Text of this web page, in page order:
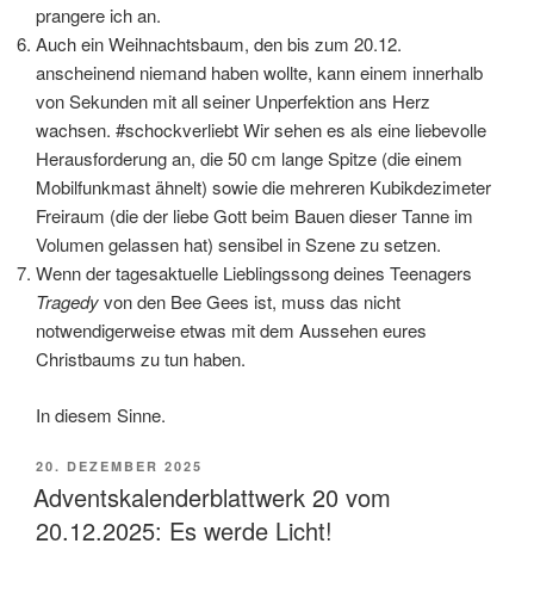
prangere ich an.
Auch ein Weihnachtsbaum, den bis zum 20.12.
anscheinend niemand haben wollte, kann einem innerhalb
von Sekunden mit all seiner Unperfektion ans Herz
wachsen. #schockverliebt Wir sehen es als eine liebevolle
Herausforderung an, die 50 cm lange Spitze (die einem
Mobilfunkmast ähnelt) sowie die mehreren Kubikdezimeter
Freiraum (die der liebe Gott beim Bauen dieser Tanne im
Volumen gelassen hat) sensibel in Szene zu setzen.
Wenn der tagesaktuelle Lieblingssong deines Teenagers
Tragedyvon den Bee Gees ist, muss das nicht
notwendigerweise etwas mit dem Aussehen eures
Christbaums zu tun haben.
In diesem Sinne.
VERÖFFENTLICHT
AM
20. DEZEMBER 2025
Adventskalenderblattwerk 20 vom
20.12.2025: Es werde Licht!